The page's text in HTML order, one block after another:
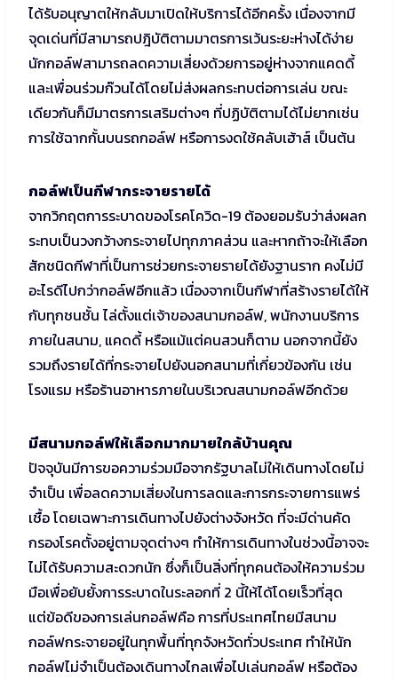
ได้รับอนุญาตให้กลับมาเปิดให้บริการได้อีกครั้ง เนื่องจากมี
จุดเด่นที่มีสามารถปฎิบัติตามมาตรการเว้นระยะห่างได้ง่าย
นักกอล์ฟสามารถลดความเสี่ยงด้วยการอยู่ห่างจากแคดดี้
และเพื่อนร่วมก๊วนได้โดยไม่ส่งผลกระทบต่อการเล่น ขณะ
เดียวกันก็มีมาตรการเสริมต่างๆ ที่ปฏิบัติตามได้ไม่ยากเช่น
การใช้ฉากกั้นบนรถกอล์ฟ หรือการงดใช้คลับเฮ้าส์ เป็นต้น
กอล์ฟเป็นกีฬากระจายรายได้
จากวิกฤตการระบาดของโรคโควิด-19 ต้องยอมรับว่าส่งผลก
ระทบเป็นวงกว้างกระจายไปทุกภาคส่วน และหากถ้าจะให้เลือก
สักชนิดกีฬาที่เป็นการช่วยกระจายรายได้ยังฐานราก คงไม่มี
อะไรดีไปกว่ากอล์ฟอีกแล้ว เนื่องจากเป็นกีฬาที่สร้างรายได้ให้
กับทุกชนชั้น ไล่ตั้งแต่เจ้าของสนามกอล์ฟ, พนักงานบริการ
ภายในสนาม, แคดดี้ หรือแม้แต่คนสวนก็ตาม นอกจากนี้ยัง
รวมถึงรายได้ที่กระจายไปยังนอกสนามที่เกี่ยวข้องกัน เช่น
โรงแรม หรือร้านอาหารภายในบริเวณสนามกอล์ฟอีกด้วย
มีสนามกอล์ฟให้เลือกมากมายใกล้บ้านคุณ
ปัจจุบันมีการขอความร่วมมือจากรัฐบาลไม่ให้เดินทางโดยไม่
จำเป็น เพื่อลดความเสี่ยงในการลดและการกระจายการแพร่
เชื้อ โดยเฉพาะการเดินทางไปยังต่างจังหวัด ที่จะมีด่านคัด
กรองโรคตั้งอยู่ตามจุดต่างๆ ทำให้การเดินทางในช่วงนี้อาจจะ
ไม่ได้รับความสะดวกนัก ซึ่งก็เป็นสิ่งที่ทุกคนต้องให้ความร่วม
มือเพื่อยับยั้งการระบาดในระลอกที่ 2 นี้ให้ได้โดยเร็วที่สุด
แต่ข้อดีของการเล่นกอล์ฟคือ การที่ประเทศไทยมีสนาม
กอล์ฟกระจายอยู่ในทุกพื้นที่ทุกจังหวัดทั่วประเทศ ทำให้นัก
กอล์ฟไม่จำเป็นต้องเดินทางไกลเพื่อไปเล่นกอล์ฟ หรือต้อง